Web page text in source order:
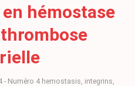
hémostase
- Numéro 4 hemostasis, integrins,